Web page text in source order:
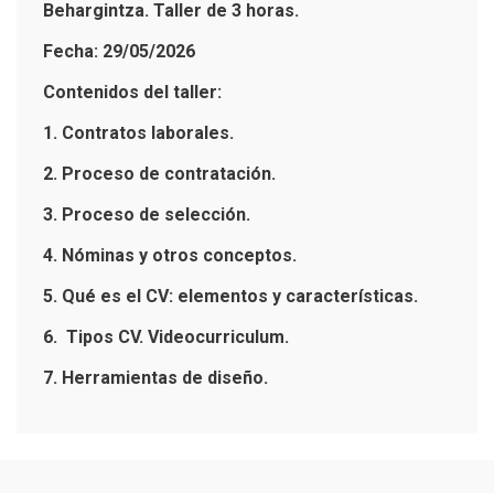
Behargintza. Taller de 3 horas.
Fecha: 29/05/2026
Contenidos del taller:
1. Contratos laborales.
2. Proceso de contratación.
3. Proceso de selección.
4. Nóminas y otros conceptos.
5. Qué es el CV: elementos y características.
6. Tipos CV. Videocurriculum.
7. Herramientas de diseño.